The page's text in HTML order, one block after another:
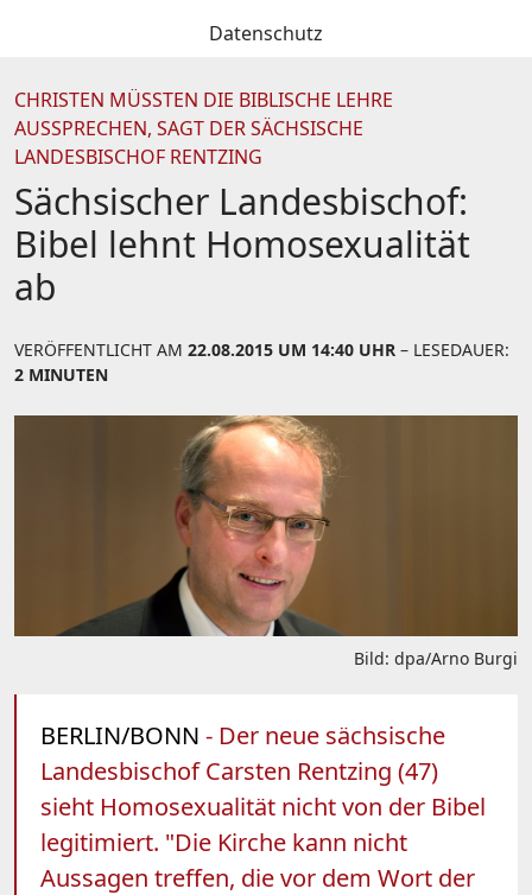
Datenschutz
CHRISTEN MÜSSTEN DIE BIBLISCHE LEHRE
AUSSPRECHEN, SAGT DER SÄCHSISCHE
LANDESBISCHOF RENTZING
Sächsischer Landesbischof:
Bibel lehnt Homosexualität
ab
VERÖFFENTLICHT AM 22.08.2015 UM 14:40 UHR – LESEDAUER:
2 MINUTEN
Bild: dpa/Arno Burgi
BERLIN/BONN - Der neue sächsische
Landesbischof Carsten Rentzing (47)
sieht Homosexualität nicht von der Bibel
legitimiert. "Die Kirche kann nicht
Aussagen treffen, die vor dem Wort der